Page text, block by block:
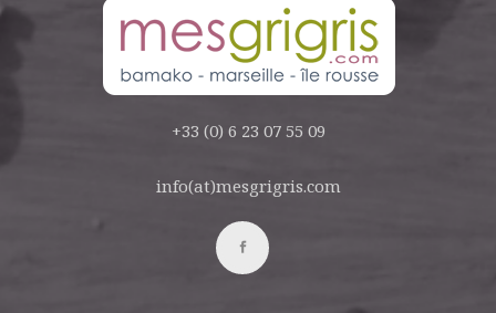
+33 (0) 6 23 07 55 09
info(at)mesgrigris.com